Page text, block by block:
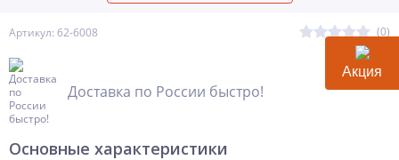
Артикул: 62-6008 (0)
Доставка по России быстро!
Основные характеристики
Акция